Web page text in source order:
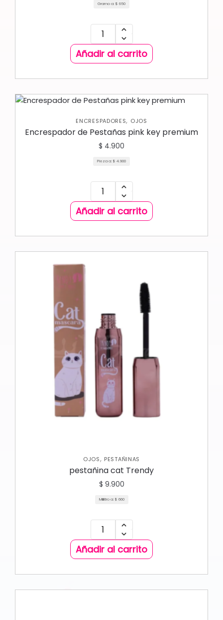
Gramo a: $ 650
Añadir al carrito
ENCRESPADORES, OJOS
Encrespador de Pestañas pink key premium
$ 4.900
Pieza a: $ 4.900
Añadir al carrito
OJOS, PESTAÑINAS
pestañina cat Trendy
$ 9.900
Mililitro a: $ 660
Añadir al carrito